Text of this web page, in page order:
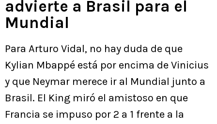
advierte a Brasil para el
Mundial
Para Arturo Vidal, no hay duda de que
Kylian Mbappé está por encima de Vinicius
y que Neymar merece ir al Mundial junto a
Brasil. El King miró el amistoso en que
Francia se impuso por 2 a 1 frente a la